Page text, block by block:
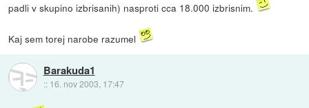
padli v skupino izbrisanih) nasproti cca 18.000 izbrisnim.
Kaj sem torej narobe razumel
Barakuda1
:: 16. nov 2003, 17:47